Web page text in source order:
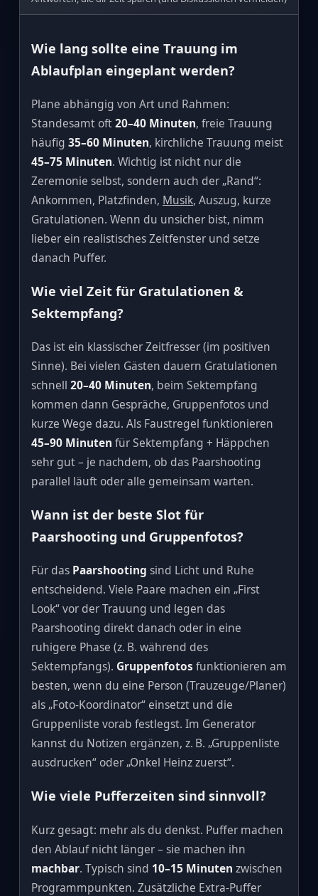
Wie lang sollte eine Trauung im
Ablaufplan eingeplant werden?
Plane abhängig von Art und Rahmen:
Standesamt oft20–40 Minuten, freie Trauung
häufig 35–60 Minuten, kirchliche Trauung meist
45–75 Minuten. Wichtig ist nicht nur die
Zeremonie selbst, sondern auch der „Rand“:
Ankommen, Platzfinden, Musik, Auszug, kurze
Gratulationen. Wenn du unsicher bist, nimm
lieber ein realistisches Zeitfenster und setze
danach Puffer.
Wie viel Zeit für Gratulationen &
Sektempfang?
Das ist ein klassischer Zeitfresser (im positiven
Sinne). Bei vielen Gästen dauern Gratulationen
schnell 20–40 Minuten, beim Sektempfang
kommen dann Gespräche, Gruppenfotos und
kurze Wege dazu. Als Faustregel funktionieren
45–90 Minuten für Sektempfang + Häppchen
sehr gut – je nachdem, ob das Paarshooting
parallel läuft oder alle gemeinsam warten.
Wann ist der beste Slot für
Paarshooting und Gruppenfotos?
Für das Paarshooting sind Licht und Ruhe
entscheidend. Viele Paare machen ein „First
Look“ vor der Trauung und legen das
Paarshooting direkt danach oder in eine
ruhigere Phase (z. B. während des
Sektempfangs). Gruppenfotos funktionieren am
besten, wenn du eine Person (Trauzeuge/Planer)
als „Foto‑Koordinator“ einsetzt und die
Gruppenliste vorab festlegst. Im Generator
kannst du Notizen ergänzen, z. B. „Gruppenliste
ausdrucken“ oder „Onkel Heinz zuerst“.
Wie viele Pufferzeiten sind sinnvoll?
Kurz gesagt: mehr als du denkst. Puffer machen
den Ablauf nicht länger – sie machen ihn
machbar. Typisch sind 10–15 Minuten zwischen
Programmpunkten. Zusätzliche Extra‑Puffer